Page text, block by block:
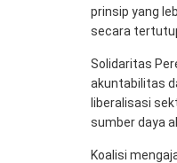
prinsip yang
secara
Solidaritas
akuntabilitas
liberalisasi
sumber daya
Koalisi